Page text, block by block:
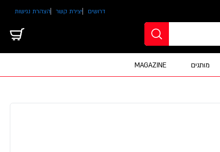
דרושים יצירת קשר הצהרת נגישות
מותגים MAGAZINE